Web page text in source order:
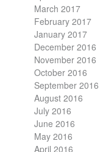
March 2017
February 2017
January 2017
December 2016
November 2016
October 2016
September 2016
August 2016
July 2016
June 2016
May 2016
April 2016